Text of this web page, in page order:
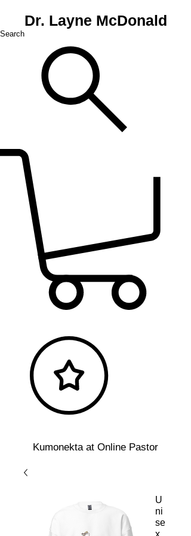
Dr. Layne McDonald
Search
Kumonekta at Online Pastor
U
ni
se
x